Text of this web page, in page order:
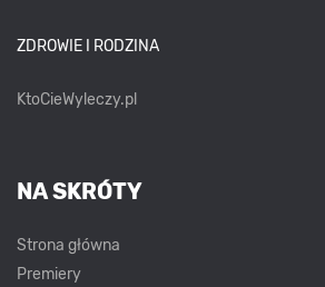
ZDROWIE I RODZINA
KtoCieWyleczy.pl
NA SKRÓTY
Strona główna
Premiery